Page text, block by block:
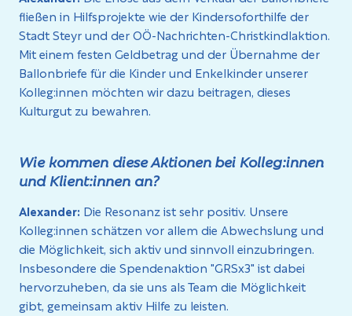
fließen in Hilfsprojekte wie der Kindersoforthilfe der
Stadt Steyr und der OÖ-Nachrichten-Christkindlaktion.
Mit einem festen Geldbetrag und der Übernahme der
Ballonbriefe für die Kinder und Enkelkinder unserer
Kolleg:innen möchten wir dazu beitragen, dieses
Kulturgut zu bewahren.
Wie kommen diese Aktionen bei Kolleg:innen
und Klient:innen an?
Alexander: Die Resonanz ist sehr positiv. Unsere
Kolleg:innen schätzen vor allem die Abwechslung und
die Möglichkeit, sich aktiv und sinnvoll einzubringen.
Insbesondere die Spendenaktion "GRSx3" ist dabei
hervorzuheben, da sie uns als Team die Möglichkeit
gibt, gemeinsam aktiv Hilfe zu leisten.